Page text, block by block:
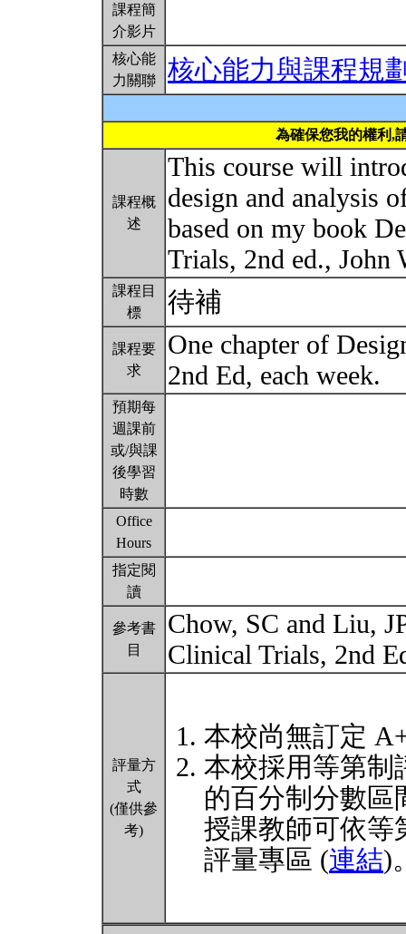
課程簡
介影片
核心能
力關聯
核心能力與課程規
為確保您我的權利,
課程概
述
This course will
design and analysis
based on my book
Trials, 2nd ed., John
課程目
標
待補
課程要
求
One chapter of
2nd Ed, each week.
預期每
週課前
或/與課
後學習
時數
Office
Hours
指定閱
讀
參考書
目
Chow, SC and Liu,
Clinical Trials, 2nd
評量方
式
(僅供參
考)
本校尚無訂定
本校採用等第制
的百分制分數區
授課教師可依等
評量專區 (連結)